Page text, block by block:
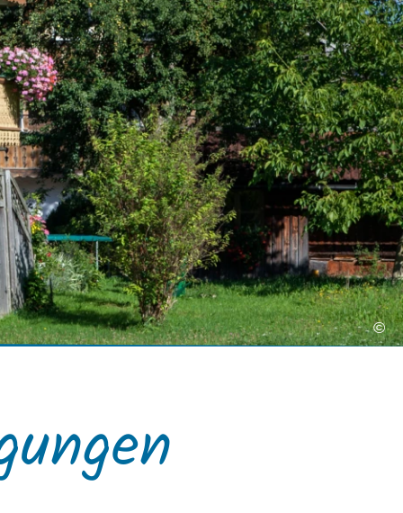
Gästekarte PLUS
Rabatt Gästekarte
Ausflugsticker
digitale Gästekarte
Prospektbestellung
Kurbeitrag
Gastaufnahmebedingungen
Reiseversicherung
Wetter & Webcams
Anreise
Fahrpläne ÖPNV
Bayerische Regiobahn
E-Carsharing
Bergbus
Skibus
Parken in Lenggries
Lenggrieser Kripperlweg
©